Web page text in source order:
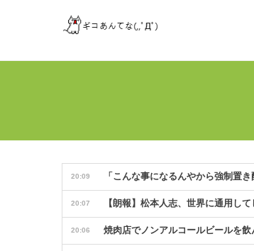
20:09 「こんな事になるんやから強制置
20:07 【朗報】松本人志、世界に通用し
20:06 焼肉店でノンアルコールビールを